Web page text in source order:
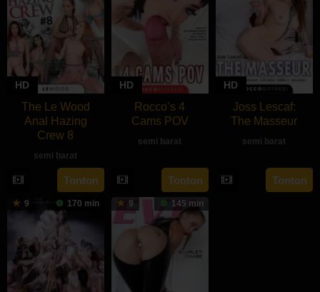
HD
The Le Wood
Anal Hazing
Crew 8
semi barat
Tonton
HD
Rocco’s 4
Cams POV
semi barat
Tonton
HD
Joss Lescaf:
The Masseur
semi barat
rebahan21
Tonton
9 170 min 9 145 min